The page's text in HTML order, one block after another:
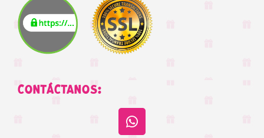
CONTÁCTANOS: